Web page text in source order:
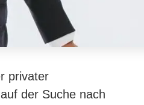
privater
der Suche nach